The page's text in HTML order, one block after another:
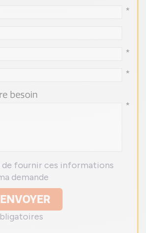
*
*
*
besoin
*
fournir ces informations
demande
ENVOYER